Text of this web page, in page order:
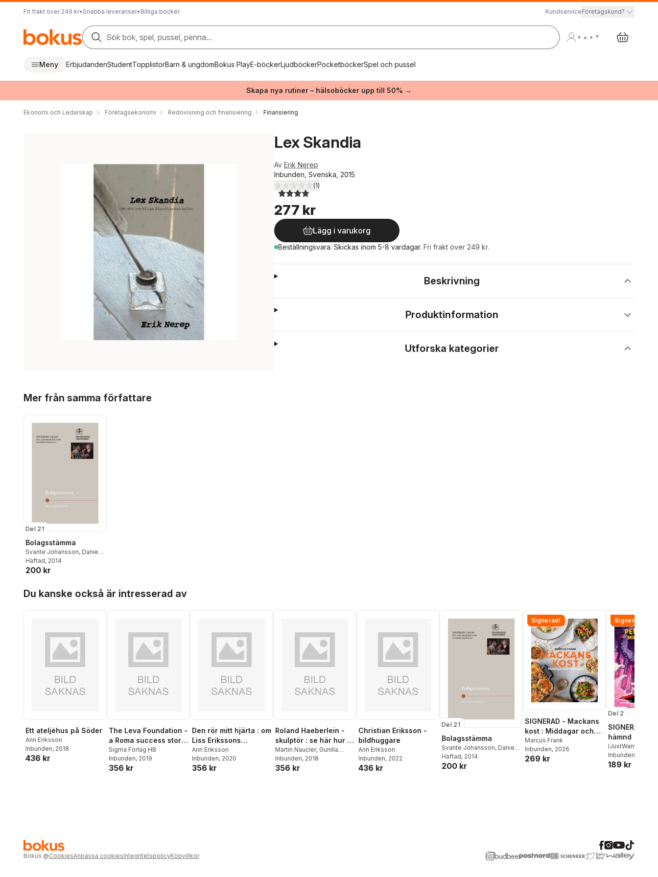
Fri frakt över 249 kr• Snabba leveranser• Billiga böcker KundserviceFöretagskund?
Sök bok, spel, pussel, penna...
Meny ErbjudandenStudentTopplistorBarn & ungdomBokus PlayE-böckerLjudböckerPocketböckerSpel och pussel
Skapa nya rutiner – hälsoböcker upp till 50% →
Ekonomi och Ledarskap Företagsekonomi Redovisning och finansiering Finansiering
Lex Skandia
Av Erik Nerep
Inbunden, Svenska, 2015
4,0utav 5 stjärnor. Totalt antal röster:
(1)
277 kr
Lägg i varukorg
Beställningsvara. Skickas inom 5-8 vardagar. Fri frakt över 249 kr.
Beskrivning
Produktinformation
Utforska kategorier
Mer från samma författare
Del 21
Bolagsstämma
Svante Johansson, Daniel
Stattin, Urban Båvestam
Erik Nerep
Häftad, 2014
200 kr
Du kanske också är intresserad av
Ett ateljéhus på Söder
Ann Eriksson
Inbunden, 2018
436 kr
The Leva Foundation -
a Roma success story
in Bulgaria
Sigma Förlag HB
Inbunden, 2019
356 kr
Den rör mitt hjärta : om
Liss Erikssons
offentliga verk
Ann Eriksson
Inbunden, 2020
356 kr
Roland Haeberlein -
skulptör : se här hur vi
kan förändra tiden för
en stund
Martin Naucler, Gunilla
Naucler
Inbunden, 2018
356 kr
Christian Eriksson -
bildhuggare
Ann Eriksson
Inbunden, 2022
436 kr
Del 21
Bolagsstämma
Svante Johansson, Daniel
Stattin, Urban Båvestam
Erik Nerep
Häftad, 2014
200 kr
Signerad!
SIGNERAD - Mackans
kost : Middagar och
matlådor
Marcus Frank
Inbunden, 2026
269 kr
Signerad!
Del 2
SIGNERAD -
hämnd
Adolphson
Beer ,Victor Beer
Inbunden
189 kr
Bokus @CookiesAnpassa cookiesIntegritetspolicyKöpvillkor